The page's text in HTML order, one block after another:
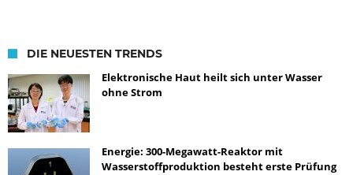
DIE NEUESTEN TRENDS
Elektronische Haut heilt sich unter Wasser
ohne Strom
Energie: 300-Megawatt-Reaktor mit
Wasserstoffproduktion besteht erste Prüfung